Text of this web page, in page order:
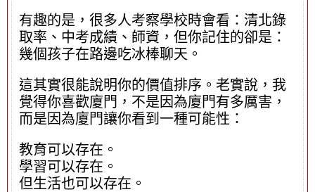
有趣的是，很多人考察學校時會看：清北錄
取率、中考成績、師資，但你記住的卻是：
幾個孩子在路邊吃冰棒聊天。
這其實很能說明你的價值排序。老實說，我
覺得你喜歡廈門，不是因為廈門有多厲害，
而是因為廈門讓你看到一種可能性：
教育可以存在。
學習可以存在。
但生活也可以存在。